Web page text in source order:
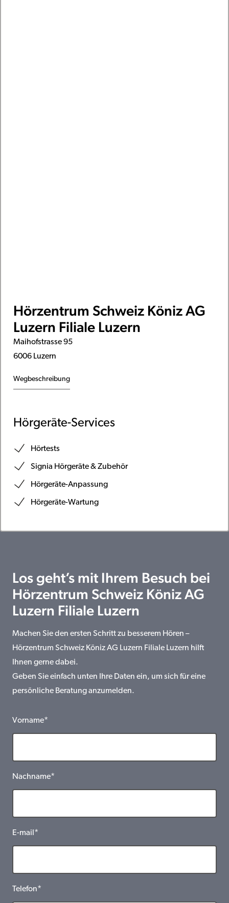
Hörzentrum Schweiz Köniz AG
Luzern Filiale Luzern
Maihofstrasse 95
6006 Luzern
Wegbeschreibung
Hörgeräte-Services
Hörtests
Signia Hörgeräte & Zubehör
Hörgeräte-Anpassung
Hörgeräte-Wartung
Los geht’s mit Ihrem Besuch bei
Hörzentrum Schweiz Köniz AG
Luzern Filiale Luzern
Machen Sie den ersten Schritt zu besserem Hören –
Hörzentrum Schweiz Köniz AG Luzern Filiale Luzern hilft
Ihnen gerne dabei.
Geben Sie einfach unten Ihre Daten ein, um sich für eine
persönliche Beratung anzumelden.
Vorname*
Nachname*
E-mail*
Telefon*